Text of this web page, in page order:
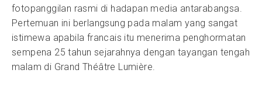
fotopanggilan rasmi di hadapan media antarabangsa.
Pertemuan ini berlangsung pada malam yang sangat
istimewa apabila francais itu menerima penghormatan
sempena 25 tahun sejarahnya dengan tayangan tengah
malam di Grand Théâtre Lumière.